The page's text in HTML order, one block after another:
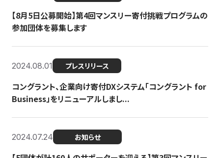
【8月5日公募開始】第4回マンスリー寄付挑戦プログラムの
参加団体を募集します
2024.08.01 プレスリリース
コングラント、企業向け寄付DXシステム「コングラント for
Business」をリニューアルしまし...
2024.07.24 お知らせ